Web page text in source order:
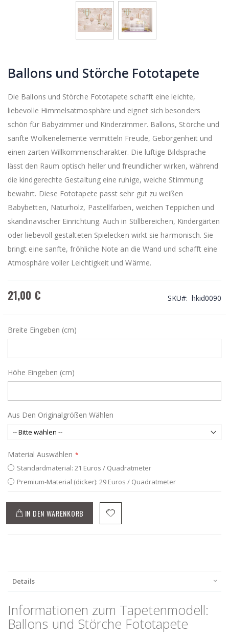
Ballons und Störche Fototapete
Die Ballons und Störche Fototapete schafft eine leichte,
liebevolle Himmelsatmosphäre und eignet sich besonders
schön für Babyzimmer und Kinderzimmer. Ballons, Störche und
sanfte Wolkenelemente vermitteln Freude, Geborgenheit und
einen zarten Willkommenscharakter. Die luftige Bildsprache
lässt den Raum optisch heller und freundlicher wirken, während
die kindgerechte Gestaltung eine ruhige, weiche Stimmung
bewahrt. Diese Fototapete passt sehr gut zu weißen
Babybetten, Naturholz, Pastellfarben, weichen Teppichen und
skandinavischer Einrichtung. Auch in Stillbereichen, Kindergärten
oder liebevoll gestalteten Spielecken wirkt sie harmonisch. Sie
bringt eine sanfte, fröhliche Note an die Wand und schafft eine
Atmosphäre voller Leichtigkeit und Wärme.
21,00 € SKU hkid0090
Breite Eingeben (cm)
Höhe Eingeben (cm)
Aus Den Originalgrößen Wählen
Material Auswählen
Standardmaterial: 21 Euros / Quadratmeter
Premium-Material (dicker): 29 Euros / Quadratmeter
IN DEN WARENKORB
Details
Informationen zum Tapetenmodell:
Ballons und Störche Fototapete